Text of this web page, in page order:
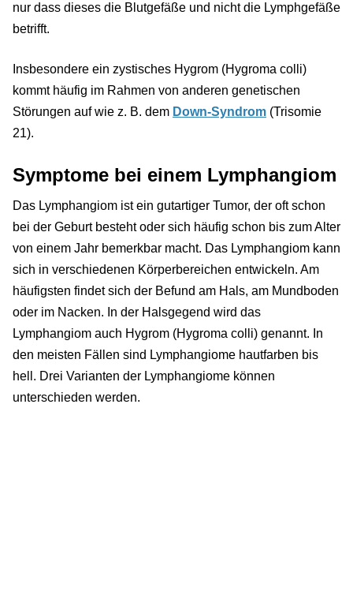
nur dass dieses die Blutgefäße und nicht die Lymphgefäße
betrifft.
Insbesondere ein zystisches Hygrom (Hygroma colli)
kommt häufig im Rahmen von anderen genetischen
Störungen auf wie z. B. dem Down-Syndrom (Trisomie
21).
Symptome bei einem Lymphangiom
Das Lymphangiom ist ein gutartiger Tumor, der oft schon
bei der Geburt besteht oder sich häufig schon bis zum Alter
von einem Jahr bemerkbar macht. Das Lymphangiom kann
sich in verschiedenen Körperbereichen entwickeln. Am
häufigsten findet sich der Befund am Hals, am Mundboden
oder im Nacken. In der Halsgegend wird das
Lymphangiom auch Hygrom (Hygroma colli) genannt. In
den meisten Fällen sind Lymphangiome hautfarben bis
hell. Drei Varianten der Lymphangiome können
unterschieden werden.